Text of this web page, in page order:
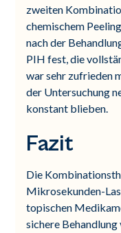
zweiten
chemischem
nach der
PIH fest, die
war sehr zufrieden
der Untersuchung
konstant blieben.
Fazit
Die
Mikrosekunden-
topischen
sichere